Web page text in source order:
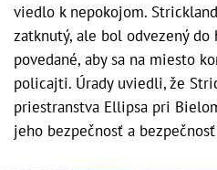
viedlo k nepokojom.
zatknutý, ale bol odvezený
povedané, aby sa na miesto
policajti. Úrady uviedli, že
priestranstva Ellipsa pri
jeho bezpečnosť a